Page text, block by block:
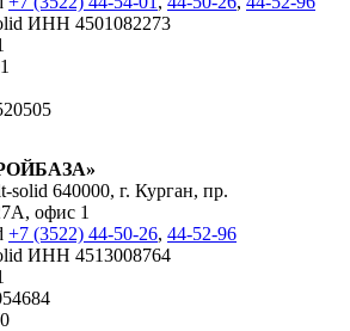
ИНН 4501082273
640000, г. Курган, пр.
офис 1
+7 (3522) 44-50-26, 44-52-96
ИНН 4513008764